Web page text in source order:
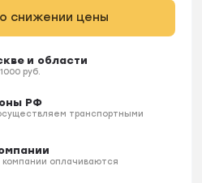
снижении цены
и области
руб.
РФ
транспортными
компании оплачиваются